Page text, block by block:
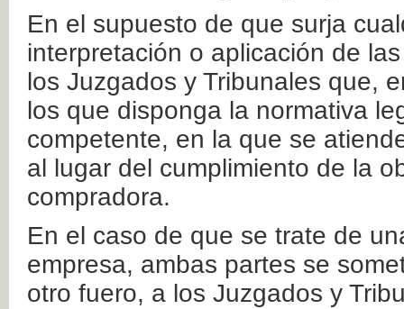
En el supuesto de que surja
interpretación o aplicación de
los Juzgados y Tribunales que,
los que disponga la normativa
competente, en la que se
al lugar del cumplimiento de la
compradora.
En el caso de que se trate de
empresa, ambas partes se
otro fuero, a los Juzgados y